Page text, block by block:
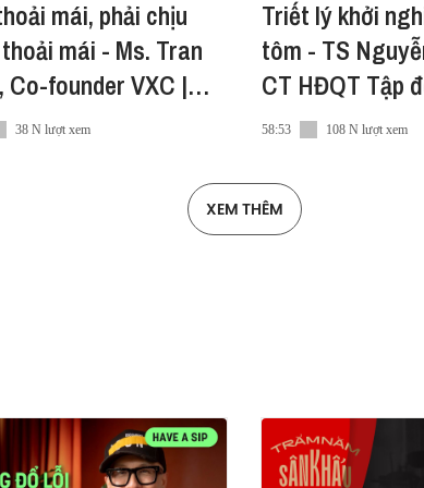
nội dung trên Vietnam Innovators tại:https://
xin vui lòng gửi đến hello@vni-digest.com
các mạng xã hội khác nữa:
#DWCT7
mái, phải chịu
mái - Ms. Tran
Co-founder VXC |
Cát Thảo #3
38 N lượt xem
Triết lý khởi
tôm - TS
CT HĐQT Tập
Dive with Cát
58:53 108 N lượt xem
XEM THÊM